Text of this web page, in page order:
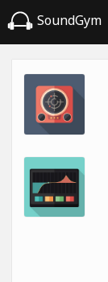
SoundGym